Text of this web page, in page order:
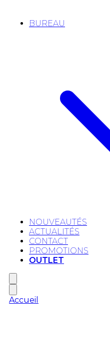
BUREAU
NOUVEAUTÉS
ACTUALITÉS
CONTACT
PROMOTIONS
OUTLET
Accueil